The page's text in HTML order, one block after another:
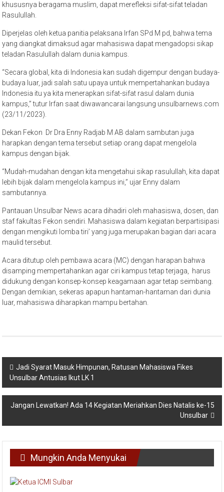
khususnya beragama muslim, dapat merefleksi sifat-sifat teladan
Rasulullah.
Diperjelas oleh ketua panitia pelaksana Irfan SPd M pd, bahwa tema
yang diangkat dimaksud agar mahasiswa dapat mengadopsi sikap
teladan Rasulullah dalam dunia kampus.
“Secara global, kita di Indonesia kan sudah digempur dengan budaya-
budaya luar, jadi salah satu upaya untuk mempertahankan budaya
Indonesia itu ya kita menerapkan sifat-sifat rasul dalam dunia
kampus,” tutur Irfan saat diwawancarai langsung unsulbarnews.com
(23/11/2023).
Dekan Fekon Dr Dra Enny Radjab M AB dalam sambutan juga
harapkan dengan tema tersebut setiap orang dapat mengelola
kampus dengan bijak.
“Mudah-mudahan dengan kita mengetahui sikap rasulullah, kita dapat
lebih bijak dalam mengelola kampus ini,” ujar Enny dalam
sambutannya.
Pantauan Unsulbar News acara dihadiri oleh mahasiswa, dosen, dan
staf fakultas Fekon sendiri. Mahasiswa dalam kegiatan berpartisipasi
dengan mengikuti lomba tiri’ yang juga merupakan bagian dari acara
maulid tersebut.
Acara ditutup oleh pembawa acara (MC) dengan harapan bahwa
disamping mempertahankan agar ciri kampus tetap terjaga, harus
didukung dengan konsep-konsep keagamaan agar tetap seimbang.
Dengan demikian, sekeras apapun hantaman-hantaman dari dunia
luar, mahasiswa diharapkan mampu bertahan.
Navigasi
pos
Jadi Syarat Masuk Himpunan, Ratusan Mahasiswa Fikes
Unsulbar Antusias Ikut LK 1
Jangan Lewatkan! Ada 14 Kegiatan Meriahkan Dies Natalis ke-15
Unsulbar
Mungkin Anda Menyukai